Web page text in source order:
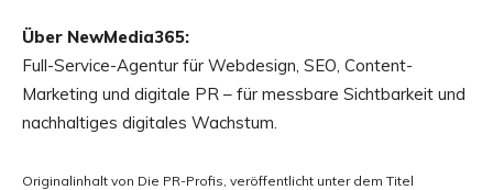
Über NewMedia365:
Full-Service-Agentur für Webdesign, SEO, Content-
Marketing und digitale PR – für messbare Sichtbarkeit und
nachhaltiges digitales Wachstum.
Originalinhalt von Die PR-Profis, veröffentlicht unter dem Titel